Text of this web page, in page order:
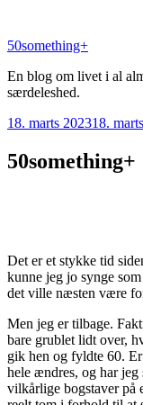
indhold
50something+
En blog om livet i al
særdeleshed.
Udgivet
18. marts 202318.
50something+
Det er et stykke tid
kunne jeg jo synge
det ville næsten være
Men jeg er tilbage.
bare grublet lidt over,
gik hen og fyldte 60.
hele ændres, og har
vilkårlige bogstaver på